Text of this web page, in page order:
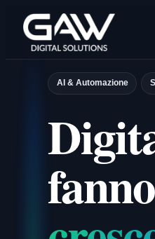
contenuto
AI & Automazione
fanno